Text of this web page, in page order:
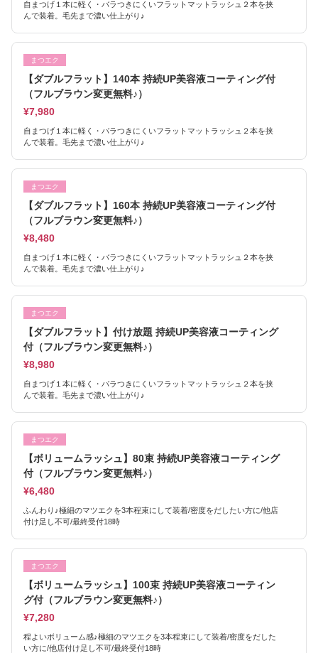
自まつげ１本に軽く・バラつきにくいフラットマットラッシュ２本を挟
んで装着。毛先まで濃い仕上がり♪
まつエク
【ダブルフラット】140本 持続UP美容液コーティング付
（フルブラウン変更無料♪）
¥7,980
自まつげ１本に軽く・バラつきにくいフラットマットラッシュ２本を挟
んで装着。毛先まで濃い仕上がり♪
まつエク
【ダブルフラット】160本 持続UP美容液コーティング付
（フルブラウン変更無料♪）
¥8,480
自まつげ１本に軽く・バラつきにくいフラットマットラッシュ２本を挟
んで装着。毛先まで濃い仕上がり♪
まつエク
【ダブルフラット】付け放題 持続UP美容液コーティング
付（フルブラウン変更無料♪）
¥8,980
自まつげ１本に軽く・バラつきにくいフラットマットラッシュ２本を挟
んで装着。毛先まで濃い仕上がり♪
まつエク
【ボリュームラッシュ】80束 持続UP美容液コーティング
付（フルブラウン変更無料♪）
¥6,480
ふんわり♪極細のマツエクを3本程束にして装着/密度をだしたい方に/他店
付け足し不可/最終受付18時
まつエク
【ボリュームラッシュ】100束 持続UP美容液コーティン
グ付（フルブラウン変更無料♪）
¥7,280
程よいボリューム感♪極細のマツエクを3本程束にして装着/密度をだした
い方に/他店付け足し不可/最終受付18時